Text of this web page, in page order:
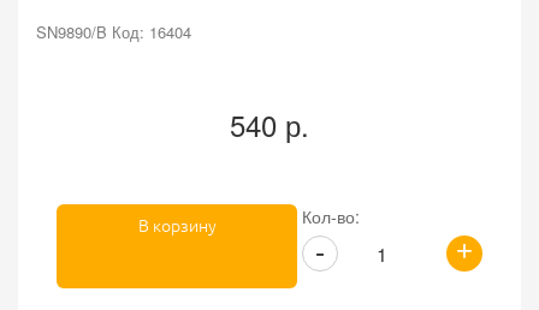
SN9890/B Код: 16404
540 р.
Кол-во:
+
-
В корзину